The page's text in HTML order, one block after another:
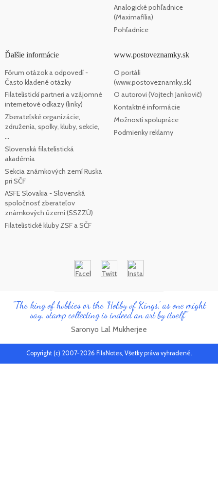
Analogické pohľadnice
(Maximafília)
Pohľadnice
Ďalšie informácie
Fórum otázok a odpovedí -
Často kladené otázky
Filatelistickí partneri a vzájomné
internetové odkazy (linky)
Zberateľské organizácie,
združenia, spolky, kluby, sekcie,
...
Slovenská filatelistická
akadémia
Sekcia známkových zemí Ruska
pri SČF
ASFE Slovakia - Slovenská
spoločnosť zberateľov
známkových území (SSZZÚ)
Filatelistické kluby ZSF a SČF
www.postoveznamky.sk
O portáli
(www.postoveznamky.sk)
O autorovi (Vojtech Jankovič)
Kontaktné informácie
Možnosti spolupráce
Podmienky reklamy
"The king of hobbies or the 'Hobby of Kings', as one might
say, stamp collecting is indeed an art by itself"
Saronyo Lal Mukherjee
Copyright (c) 2007-2026 FilaNotes, Všetky práva vyhradené.